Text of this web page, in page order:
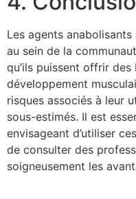
Les agents
au sein de la
qu’ils puissent offrir
développement
risques associés à leur
sous-estimés. Il est
envisageant d’utiliser
de consulter des
soigneusement les